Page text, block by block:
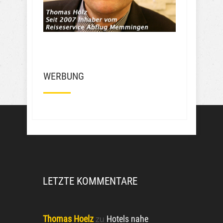
Frechheit wie die den Leuten das
Geld aus der Tasche ziehen….
Mehr Bewertungen
WERBUNG
LETZTE KOMMENTARE
Thomas Hoelz zu Hotels nahe